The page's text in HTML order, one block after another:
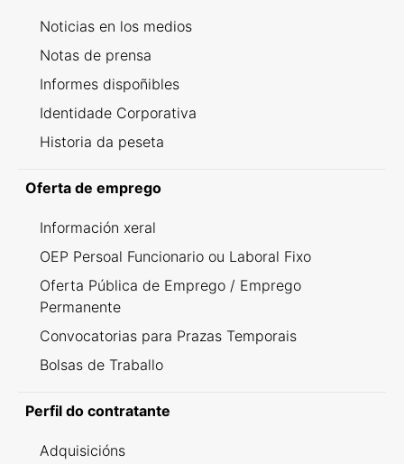
Noticias en los medios
Notas de prensa
Informes dispoñibles
Identidade Corporativa
Historia da peseta
Oferta de emprego
Información xeral
OEP Persoal Funcionario ou Laboral Fixo
Oferta Pública de Emprego / Emprego
Permanente
Convocatorias para Prazas Temporais
Bolsas de Traballo
Perfil do contratante
Adquisicións